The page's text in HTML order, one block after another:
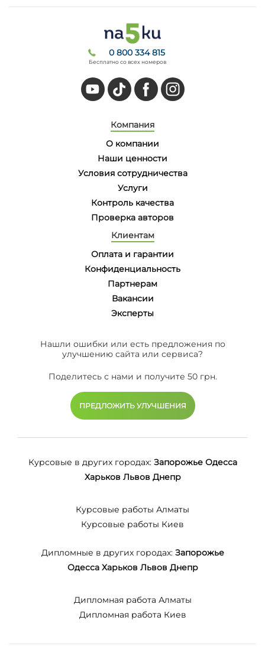
0 800 334 815
Бесплатно со всех номеров
Компания
О компании
Наши ценности
Условия сотрудничества
Услуги
Контроль качества
Проверка авторов
Клиентам
Оплата и гарантии
Конфиденциальность
Партнерам
Вакансии
Эксперты
Нашли ошибки или есть предложения по
улучшению сайта или сервиса?
Поделитесь с нами и получите 50 грн.
ПРЕДЛОЖИТЬ УЛУЧШЕНИЯ
Курсовые в других городах: Запорожье Одесса
Харьков Львов Днепр
Курсовые работы Алматы
Курсовые работы Киев
Дипломные в других городах: Запорожье
Одесса Харьков Львов Днепр
Дипломная работа Алматы
Дипломная работа Киев